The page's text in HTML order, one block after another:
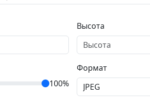
Высота
100%
Формат